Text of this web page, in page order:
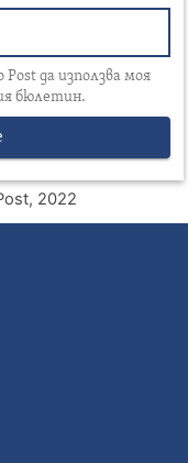
да използва моя
бюлетин.
2022